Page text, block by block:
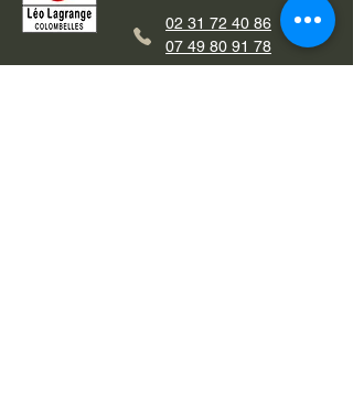
02 31 72 40 86
07 49 80 91 78